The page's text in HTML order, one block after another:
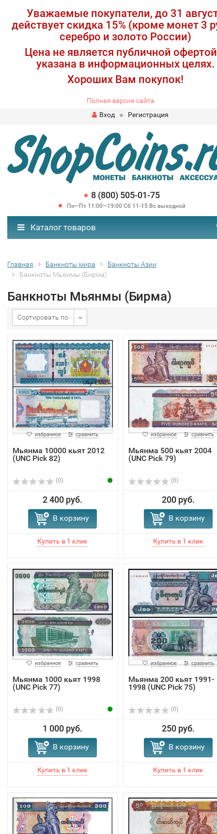
Уважаемые покупатели, до 31
действует скидка 15% (кроме монет 3
серебро и золото России)
Цена не является публичной
указана в информационных целях.
Хороших Вам покупок!
Полная версия сайта
Вход
Регистрация
8 (800) 505-01-75
Пн—Пт 11:00—19:00 Сб 11-15 Вс выходной
Каталог товаров
Главная Банкноты мира
Банкноты Азии
Банкноты Мьянмы (Бирма)
Банкноты Мьянмы (Бирма)
Сортировать по:
избранное сравнить
Мьянма 10000 кьят 2012
(UNC Pick 82)
(0)
2 400 руб.
В корзину
избранное сравнить
Мьянма 500 кьят 2004
(UNC Pick 79)
(0)
200 руб.
В корзину
избранное сравнить
Мьянма 1000 кьят 1998
(UNC Pick 77)
(0)
1 000 руб.
В корзину
избранное сравнить
Мьянма 200 кьят 1991-
1998 (UNC Pick 75)
(0)
250 руб.
В корзину